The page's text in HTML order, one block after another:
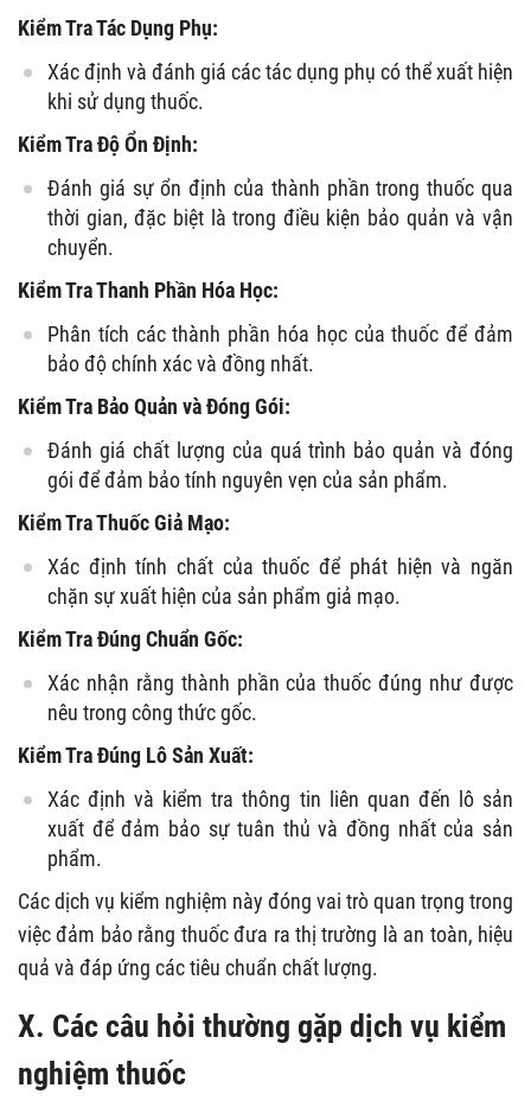
Kiểm Tra Tác Dụng Phụ:
Xác định và đánh giá các tác dụng phụ có thể xuất hiện
khi sử dụng thuốc.
Kiểm Tra Độ Ổn Định:
Đánh giá sự ổn định của thành phần trong thuốc qua
thời gian, đặc biệt là trong điều kiện bảo quản và vận
chuyển.
Kiểm Tra Thanh Phần Hóa Học:
Phân tích các thành phần hóa học của thuốc để đảm
bảo độ chính xác và đồng nhất.
Kiểm Tra Bảo Quản và Đóng Gói:
Đánh giá chất lượng của quá trình bảo quản và đóng
gói để đảm bảo tính nguyên vẹn của sản phẩm.
Kiểm Tra Thuốc Giả Mạo:
Xác định tính chất của thuốc để phát hiện và ngăn
chặn sự xuất hiện của sản phẩm giả mạo.
Kiểm Tra Đúng Chuẩn Gốc:
Xác nhận rằng thành phần của thuốc đúng như được
nêu trong công thức gốc.
Kiểm Tra Đúng Lô Sản Xuất:
Xác định và kiểm tra thông tin liên quan đến lô sản
xuất để đảm bảo sự tuân thủ và đồng nhất của sản
phẩm.
Các dịch vụ kiểm nghiệm này đóng vai trò quan trọng trong
việc đảm bảo rằng thuốc đưa ra thị trường là an toàn, hiệu
quả và đáp ứng các tiêu chuẩn chất lượng.
X. Các câu hỏi thường gặp dịch vụ kiểm
nghiệm thuốc